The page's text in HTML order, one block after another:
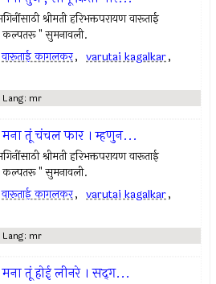
श्रीमती हरिभक्तपरायण वारूताई
" सुमनावली.
वारूताई कागलकर, varutai kagalkar,
Lang: mr
तूं चंचल फार । म्हणुन...
श्रीमती हरिभक्तपरायण वारूताई
" सुमनावली.
वारूताई कागलकर, varutai kagalkar,
Lang: mr
तूं होई लीनरे । सद्‌ग...